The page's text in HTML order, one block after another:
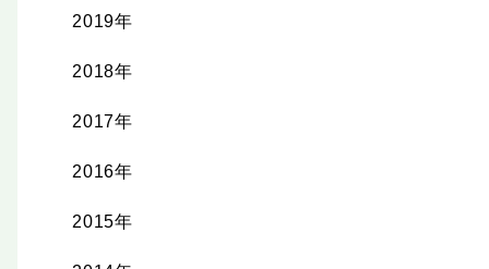
2019年
2018年
2017年
2016年
2015年